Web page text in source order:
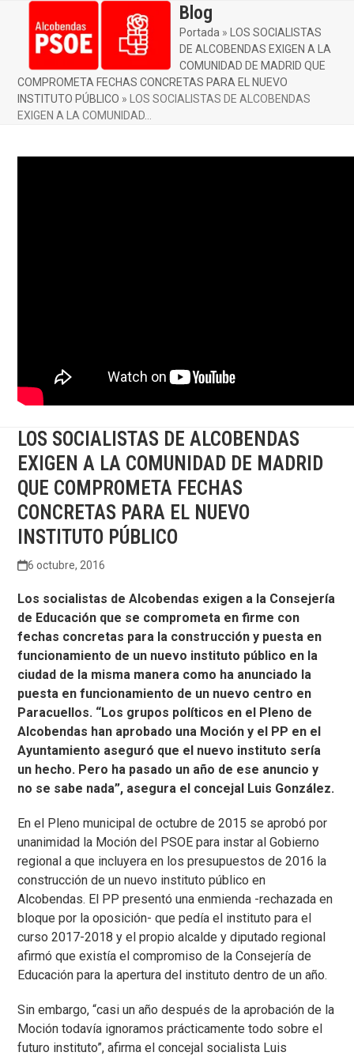
contentmobile
menu
mobile
menu
Blog
Portada »
LOS SOCIALISTAS
DE ALCOBENDAS EXIGEN A LA
COMUNIDAD DE MADRID QUE
COMPROMETA FECHAS CONCRETAS PARA EL NUEVO
INSTITUTO PÚBLICO »
LOS SOCIALISTAS DE ALCOBENDAS
EXIGEN A LA COMUNIDAD…
LOS SOCIALISTAS DE ALCOBENDAS
EXIGEN A LA COMUNIDAD DE MADRID
QUE COMPROMETA FECHAS
CONCRETAS PARA EL NUEVO
INSTITUTO PÚBLICO
6 octubre, 2016
Los socialistas de Alcobendas exigen a la Consejería
de Educación que se comprometa en firme con
fechas concretas para la construcción y puesta en
funcionamiento de un nuevo instituto público en la
ciudad de la misma manera como ha anunciado la
puesta en funcionamiento de un nuevo centro en
Paracuellos. “Los grupos políticos en el Pleno de
Alcobendas han aprobado una Moción y el PP en el
Ayuntamiento aseguró que el nuevo instituto sería
un hecho. Pero ha pasado un año de ese anuncio y
no se sabe nada”, asegura el concejal Luis González.
En el Pleno municipal de octubre de 2015 se aprobó por
unanimidad la Moción del PSOE para instar al Gobierno
regional a que incluyera en los presupuestos de 2016 la
construcción de un nuevo instituto público en
Alcobendas. El PP presentó una enmienda -rechazada en
bloque por la oposición- que pedía el instituto para el
curso 2017-2018 y el propio alcalde y diputado regional
afirmó que existía el compromiso de la Consejería de
Educación para la apertura del instituto dentro de un año.
Sin embargo, “casi un año después de la aprobación de la
Moción todavía ignoramos prácticamente todo sobre el
futuro instituto”, afirma el concejal socialista Luis